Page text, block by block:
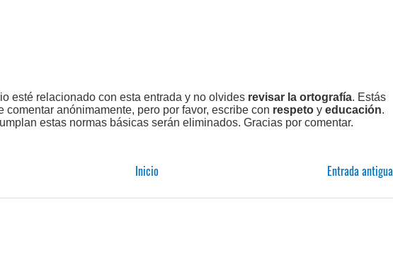
esté relacionado con esta entrada y no olvides revisar la ortografía. Estás
comentar anónimamente, pero por favor, escribe con respeto y educación.
estas normas básicas serán eliminados. Gracias por comentar.
Entrada antigua
Inicio